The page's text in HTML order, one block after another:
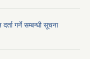
गर्ने सम्बन्धी सूचना